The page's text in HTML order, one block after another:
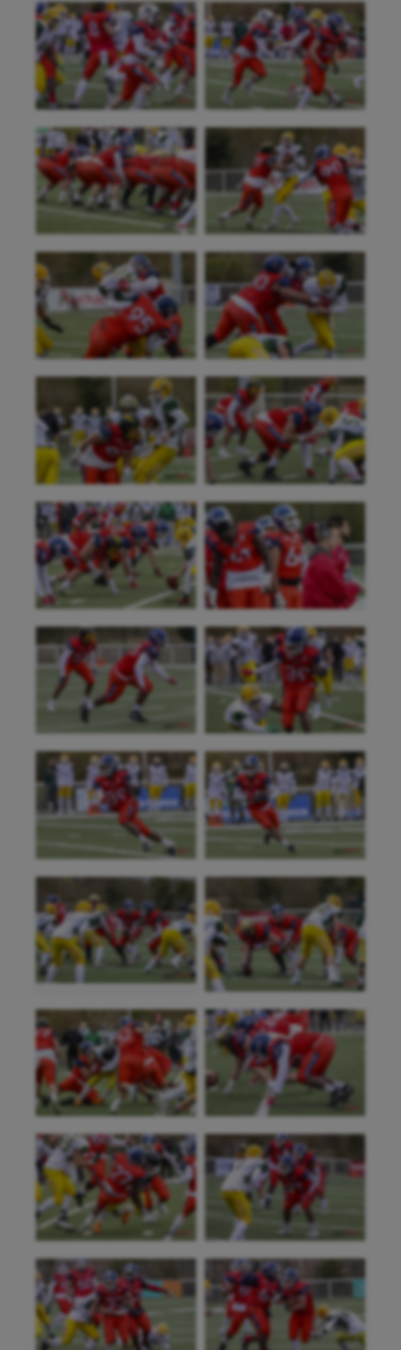
Futsal
Golf
Gymnastique
Gymnastique rythmique
Haltérophilie
Handisport
Hippisme
Jeux Olympiques et Paralympiques
Kayak-polo
Korfbal
Longue paume
Moto
Natation
Natation artistique
Omnisports
Outdoor
Paddle
Parkour
Patinage artistique
Pétanque
Plongée
Randonnée / Marche
Roller-derby
Sarbacane
Sauvetage sportif
Sport adapté
Sport handicap
Sport santé
Sport-entreprise
Sport-santé
Tir
Tir à l'arc
Triathlon
Ultimate frisbee
UNSS
Voile
Wakeboard
Water-polo